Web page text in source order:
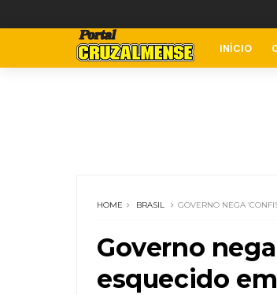
INÍCIO
HOME BRASIL GOVERNO NEGA
Governo
esquecido